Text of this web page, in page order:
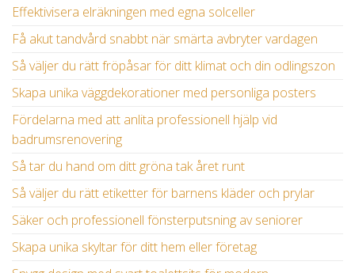
Effektivisera elräkningen med egna solceller
Få akut tandvård snabbt när smärta avbryter vardagen
Så väljer du rätt fröpåsar för ditt klimat och din odlingszon
Skapa unika väggdekorationer med personliga posters
Fördelarna med att anlita professionell hjälp vid
badrumsrenovering
Så tar du hand om ditt gröna tak året runt
Så väljer du rätt etiketter för barnens kläder och prylar
Säker och professionell fönsterputsning av seniorer
Skapa unika skyltar för ditt hem eller företag